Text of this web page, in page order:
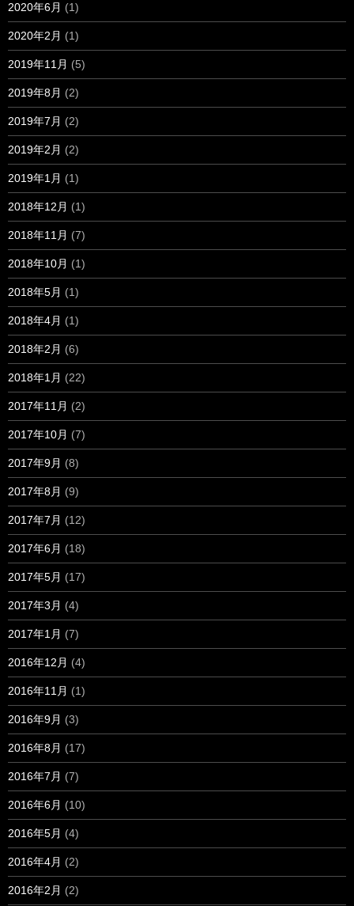
2020年6月 (1)
2020年2月 (1)
2019年11月 (5)
2019年8月 (2)
2019年7月 (2)
2019年2月 (2)
2019年1月 (1)
2018年12月 (1)
2018年11月 (7)
2018年10月 (1)
2018年5月 (1)
2018年4月 (1)
2018年2月 (6)
2018年1月 (22)
2017年11月 (2)
2017年10月 (7)
2017年9月 (8)
2017年8月 (9)
2017年7月 (12)
2017年6月 (18)
2017年5月 (17)
2017年3月 (4)
2017年1月 (7)
2016年12月 (4)
2016年11月 (1)
2016年9月 (3)
2016年8月 (17)
2016年7月 (7)
2016年6月 (10)
2016年5月 (4)
2016年4月 (2)
2016年2月 (2)